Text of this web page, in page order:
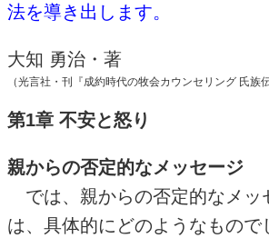
法を導き出します。
大知 勇治・著
（光言社・刊『成約時代の牧会カウンセリング 氏族
第1章 不安と怒り
親からの否定的なメッセージ
では、親からの否定的なメッ
は、具体的にどのようなもので